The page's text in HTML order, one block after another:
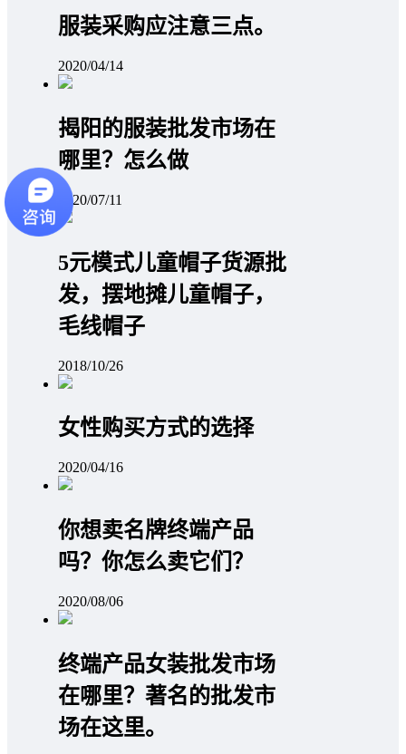
服装采购应注意三点。
2020/04/14
揭阳的服装批发市场在
哪里？怎么做
2020/07/11
5元模式儿童帽子货源批
发，摆地摊儿童帽子，
毛线帽子
2018/10/26
女性购买方式的选择
2020/04/16
你想卖名牌终端产品
吗？你怎么卖它们？
2020/08/06
终端产品女装批发市场
在哪里？著名的批发市
场在这里。